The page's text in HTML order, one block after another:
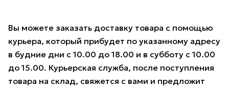
Вы можете заказать доставку товара с помощью
курьера, который прибудет по указанному адресу
в будние дни с 10.00 до 18.00 и в субботу с 10.00
до 15.00. Курьерская служба, после поступления
товара на склад, свяжется с вами и предложит